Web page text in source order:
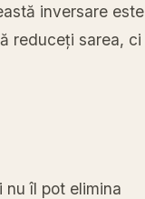
inversare este
reduceți sarea, ci
nu îl pot elimina